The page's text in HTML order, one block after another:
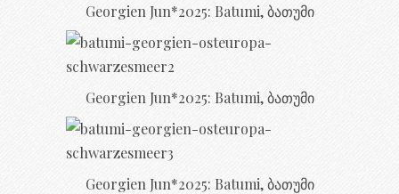
Georgien Jun*2025: Batumi, ბათუმი
Georgien Jun*2025: Batumi, ბათუმი
Georgien Jun*2025: Batumi, ბათუმი